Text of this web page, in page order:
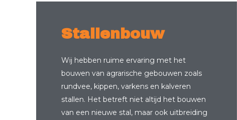
Stallenbouw
Wij hebben ruime ervaring met het
bouwen van agrarische gebouwen zoals
rundvee, kippen, varkens en kalveren
stallen. Het betreft niet altijd het bouwen
van een nieuwe stal, maar ook uitbreiding